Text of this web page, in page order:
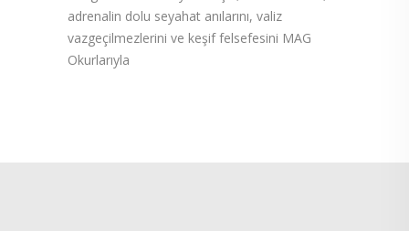
adrenalin dolu seyahat anılarını, valiz
vazgeçilmezlerini ve keşif felsefesini MAG
Okurlarıyla